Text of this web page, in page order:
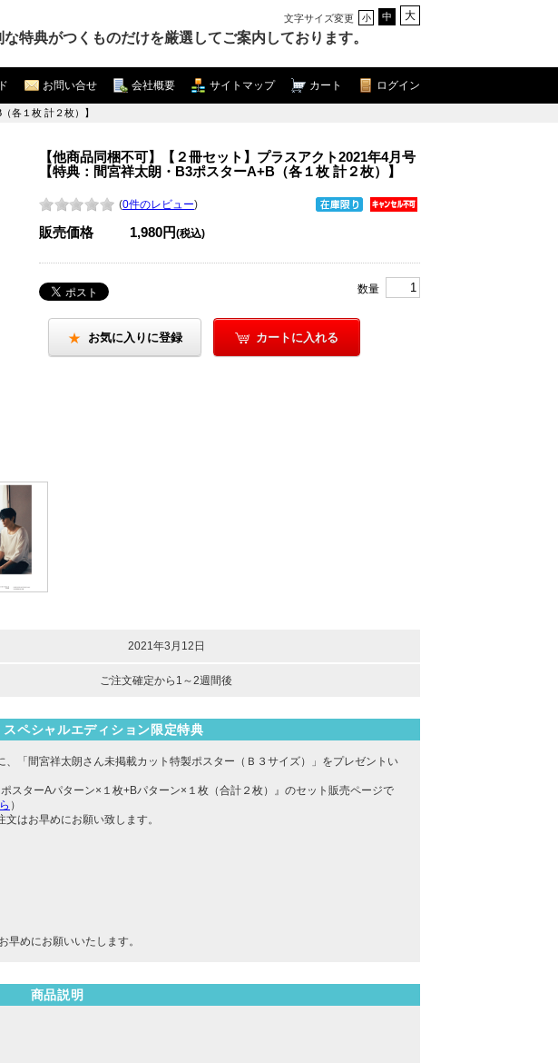
文字サイズ変更 小 中 大
特典がつくものだけを厳選してご案内しております。
ログイン
カート
サイトマップ
会社概要
お問い合せ
各１枚 計２枚）】
【他商品同梱不可】【２冊セット】プラスアクト2021年4月号
【特典：間宮祥太朗・B3ポスターA+B（各１枚 計２枚）】
(0件のレビュー)
販売価格 1,980円(税込)
数量
お気に入りに登録 カートに入れる
2021年3月12日
ご注文確定から1～2週間後
ペシャルエディション限定特典
「間宮祥太朗さん未掲載カット特製ポスター（Ｂ３サイズ）」をプレゼントい
ターAパターン×１枚+Bパターン×１枚（合計２枚）』のセット販売ページで
）
はお早めにお願い致します。
めにお願いいたします。
商品説明